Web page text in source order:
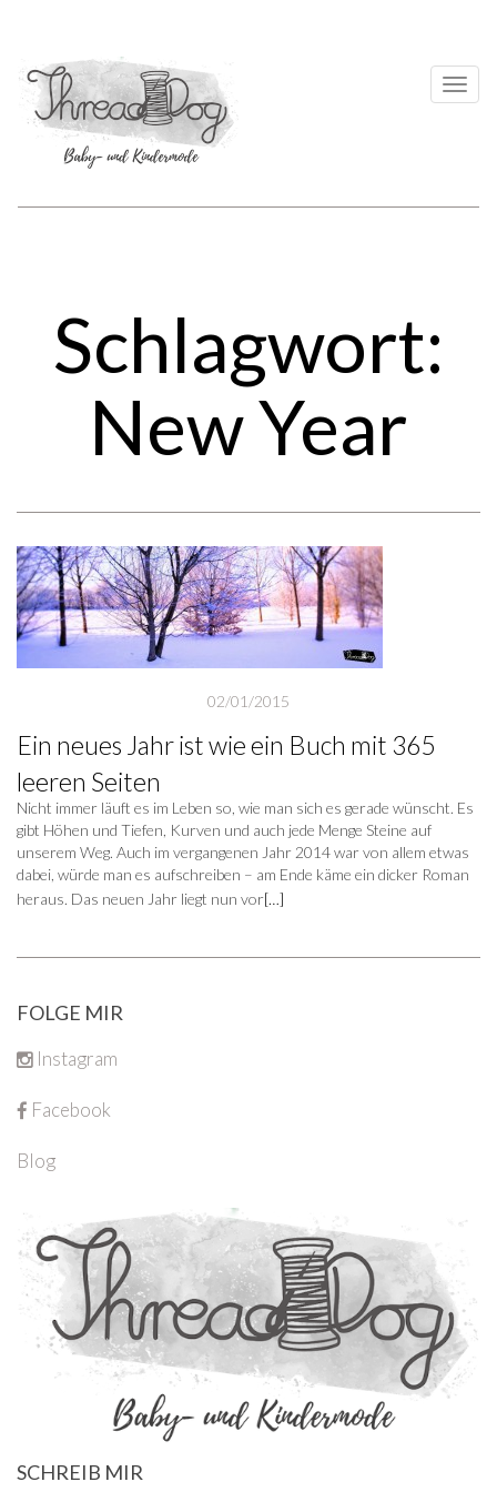
Schlagwort:
New Year
02/01/2015
Ein neues Jahr ist wie ein Buch mit 365
leeren Seiten
Nicht immer läuft es im Leben so, wie man sich es gerade wünscht. Es
gibt Höhen und Tiefen, Kurven und auch jede Menge Steine auf
unserem Weg. Auch im vergangenen Jahr 2014 war von allem etwas
dabei, würde man es aufschreiben – am Ende käme ein dicker Roman
heraus. Das neuen Jahr liegt nun vor[…]
FOLGE MIR
Instagram
Facebook
Blog
SCHREIB MIR